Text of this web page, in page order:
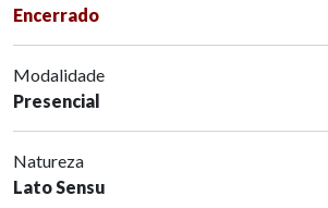
Encerrado
Modalidade
Presencial
Natureza
Lato Sensu